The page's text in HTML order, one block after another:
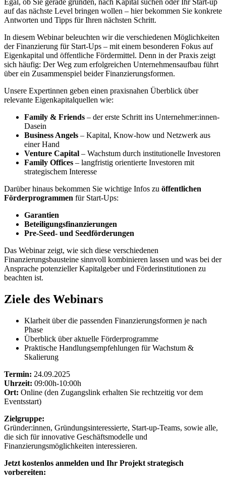
auf das nächste Level bringen wollen – hier bekommen Sie konkrete
Antworten und Tipps für Ihren nächsten Schritt.
In diesem Webinar beleuchten wir die verschiedenen Möglichkeiten
der Finanzierung für Start-Ups – mit einem besonderen Fokus auf
Eigenkapital und öffentliche Fördermittel. Denn in der Praxis zeigt
sich häufig: Der Weg zum erfolgreichen Unternehmensaufbau führt
über ein Zusammenspiel beider Finanzierungsformen.
Unsere Expertinnen geben einen praxisnahen Überblick über
relevante Eigenkapitalquellen wie:
Family & Friends – der erste Schritt ins Unternehmer:innen-
Dasein
Business Angels – Kapital, Know-how und Netzwerk aus
einer Hand
Venture Capital – Wachstum durch institutionelle Investoren
Family Offices – langfristig orientierte Investoren mit
strategischem Interesse
Darüber hinaus bekommen Sie wichtige Infos zu öffentlichen
Förderprogrammen für Start-Ups:
Garantien
Beteiligungsfinanzierungen
Pre-Seed- und Seedförderungen
Das Webinar zeigt, wie sich diese verschiedenen
Finanzierungsbausteine sinnvoll kombinieren lassen und was bei der
Ansprache potenzieller Kapitalgeber und Förderinstitutionen zu
beachten ist.
Ziele des Webinars
Klarheit über die passenden Finanzierungsformen je nach
Phase
Überblick über aktuelle Förderprogramme
Praktische Handlungsempfehlungen für Wachstum &
Skalierung
Termin: 24.09.2025
Uhrzeit: 09:00h-10:00h
Ort: Online (den Zugangslink erhalten Sie rechtzeitig vor dem
Eventsstart)
Zielgruppe:
Gründer:innen, Gründungsinteressierte, Start-up-Teams, sowie alle,
die sich für innovative Geschäftsmodelle und
Finanzierungsmöglichkeiten interessieren.
Jetzt kostenlos anmelden und Ihr Projekt strategisch
vorbereiten: